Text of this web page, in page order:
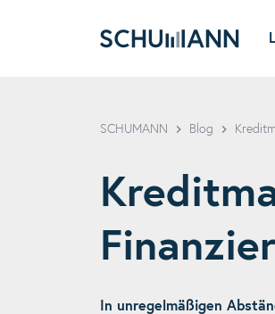
SCHUMANN Blog
In unregelmäßigen